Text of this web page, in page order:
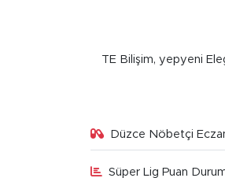
TE Bilişim, yepyeni
Düzce Nöbetçi
Süper Lig Puan